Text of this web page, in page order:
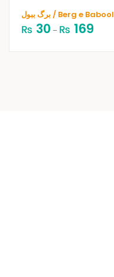
برگ ببول / Berg e Babool
₨ 30 – ₨ 169